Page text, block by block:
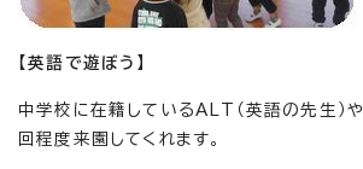
【英語で遊ぼう】
中学校に在籍しているALT（英語の先生）
回程度来園してくれます。